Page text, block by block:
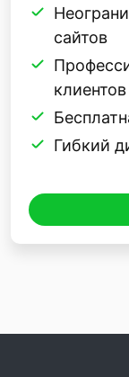
сайтов
Гибкий